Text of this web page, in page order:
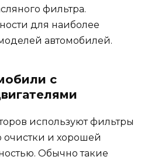
фильтра.
для наиболее
автомобилей.
с
используют фильтры
очистки и хорошей
Обычно такие